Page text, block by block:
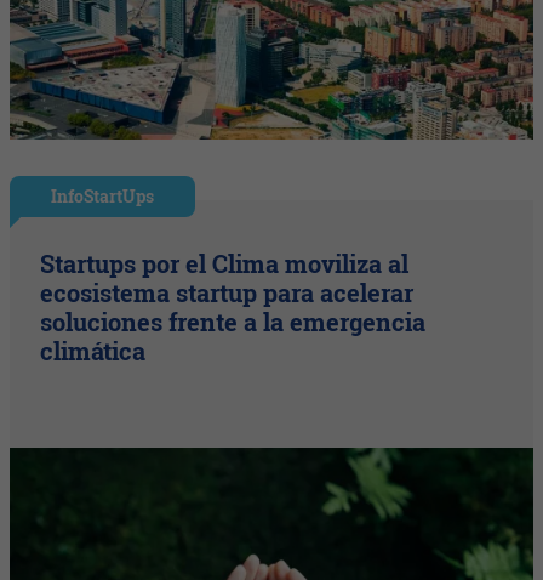
InfoStartUps
Startups por el Clima moviliza al
ecosistema startup para acelerar
soluciones frente a la emergencia
climática